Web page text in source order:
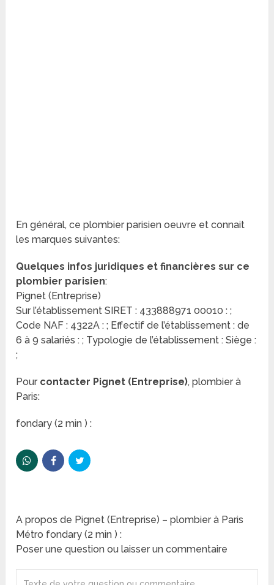
En général, ce plombier parisien oeuvre et connait
les marques suivantes:
Quelques infos juridiques et financières sur ce
plombier parisien:
Pignet (Entreprise)
Sur l’établissement SIRET : 433888971 00010 : ;
Code NAF : 4322A : ; Effectif de l’établissement : de
6 à 9 salariés : ; Typologie de l’établissement : Siège :
;
Pour contacter Pignet (Entreprise), plombier à
Paris:
fondary (2 min ) :
A propos de Pignet (Entreprise) – plombier à Paris
Métro fondary (2 min ) :
Poser une question ou laisser un commentaire